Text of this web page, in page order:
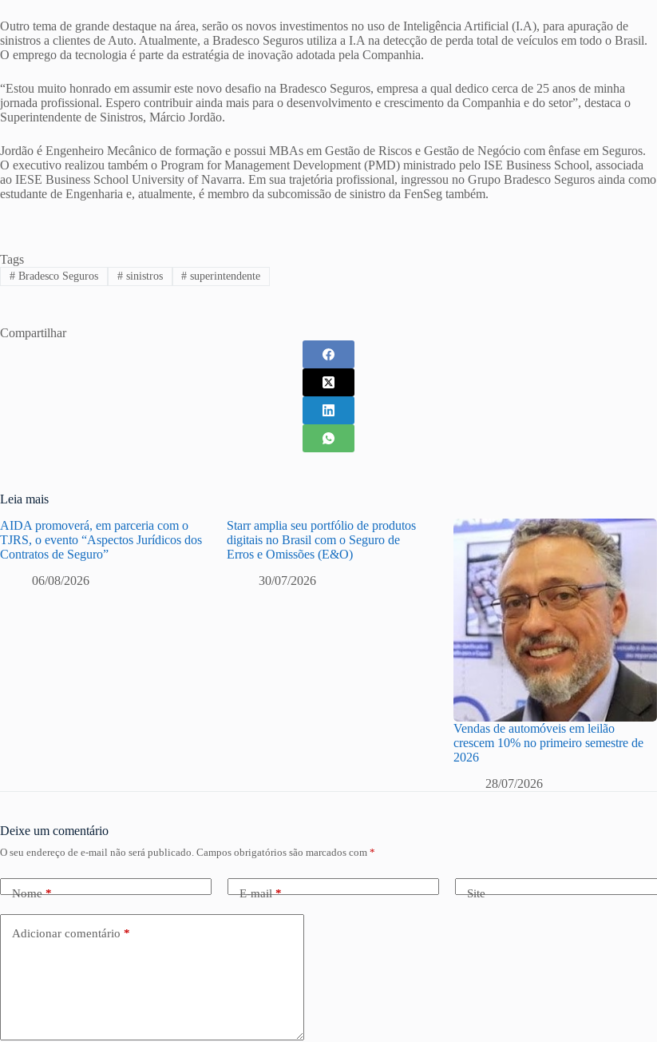
Outro tema de grande destaque na área, serão os novos investimentos no uso de Inteligência Artificial (I.A), para apuração de
sinistros a clientes de Auto. Atualmente, a Bradesco Seguros utiliza a I.A na detecção de perda total de veículos em todo o Brasil.
O emprego da tecnologia é parte da estratégia de inovação adotada pela Companhia.
“Estou muito honrado em assumir este novo desafio na Bradesco Seguros, empresa a qual dedico cerca de 25 anos de minha
jornada profissional. Espero contribuir ainda mais para o desenvolvimento e crescimento da Companhia e do setor”, destaca o
Superintendente de Sinistros, Márcio Jordão.
Jordão é Engenheiro Mecânico de formação e possui MBAs em Gestão de Riscos e Gestão de Negócio com ênfase em Seguros.
O executivo realizou também o Program for Management Development (PMD) ministrado pelo ISE Business School, associada
ao IESE Business School University of Navarra. Em sua trajetória profissional, ingressou no Grupo Bradesco Seguros ainda como
estudante de Engenharia e, atualmente, é membro da subcomissão de sinistro da FenSeg também.
Tags
#Bradesco Seguros #sinistros # superintendente
Compartilhar
Leia mais
AIDA promoverá, em parceria com o
TJRS, o evento “Aspectos Jurídicos dos
Contratos de Seguro”
06/08/2026
Starr amplia seu portfólio de produtos
digitais no Brasil com o Seguro de
Erros e Omissões (E&O)
30/07/2026
Vendas de automóveis em leilão
crescem 10% no primeiro semestre de
2026
28/07/2026
Deixe um comentário
O seu endereço de e-mail não será publicado. Campos obrigatórios são marcados com *
Nome* E-mail* Site
Adicionar comentário *